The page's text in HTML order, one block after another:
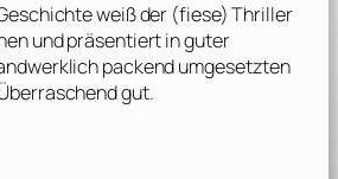
weiß der (fiese) Thriller
und präsentiert in guter
packend umgesetzten
gut.